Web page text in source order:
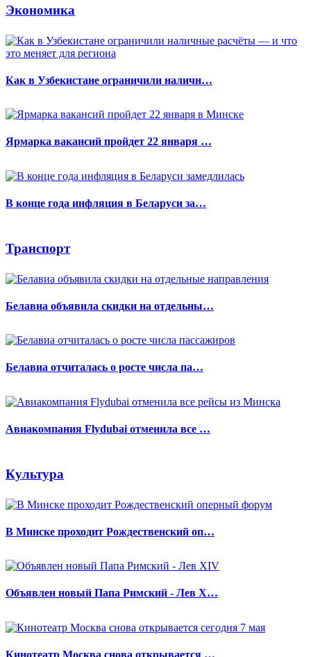
Экономика
Как в Узбекистане ограничили наличн…
Ярмарка вакансий пройдет 22 января …
В конце года инфляция в Беларуси за…
Транспорт
Белавиа объявила скидки на отдельны…
Белавиа отчиталась о росте числа па…
Авиакомпания Flydubai отменила все …
Культура
В Минске проходит Рождественский оп…
Объявлен новый Папа Римский - Лев X…
Кинотеатр Москва снова открывается …